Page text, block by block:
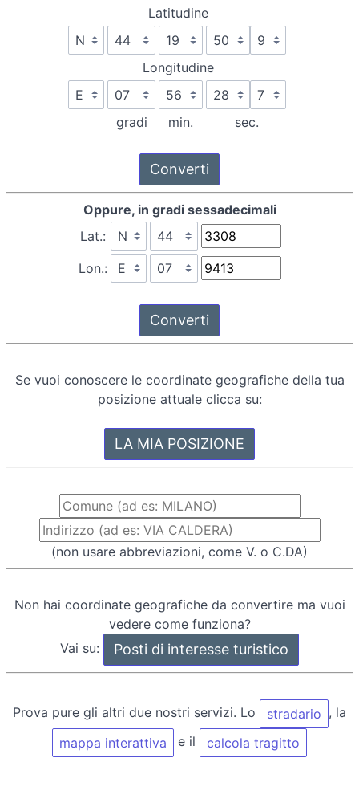
Latitudine
Longitudine
gradi min. sec.
Oppure, in gradi sessadecimali
Lat.:
Lon.:
Se vuoi conoscere le coordinate geografiche della tua
posizione attuale clicca su:
(non usare abbreviazioni, come V. o C.DA)
Non hai coordinate geografiche da convertire ma vuoi
vedere come funziona?
Vai su:
Prova pure gli altri due nostri servizi. Lo stradario , la
mappa interattiva
e il calcola tragitto